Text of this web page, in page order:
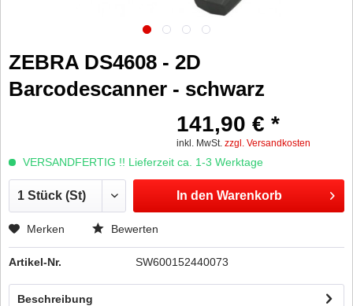
ZEBRA DS4608 - 2D
Barcodescanner - schwarz
141,90 € *
inkl. MwSt. zzgl. Versandkosten
VERSANDFERTIG !! Lieferzeit ca. 1-3 Werktage
In den Warenkorb
Merken Bewerten
Artikel-Nr. SW600152440073
Beschreibung